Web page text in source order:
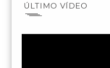
ÚLTIMO VÍDEO